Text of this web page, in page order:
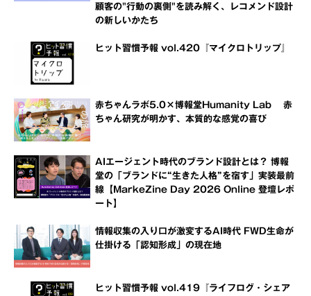
顧客の"行動の裏側"を読み解く、レコメンド設計
の新しいかたち
ヒット習慣予報 vol.420『マイクロトリップ』
赤ちゃんラボ5.0×博報堂Humanity Lab 赤
ちゃん研究が明かす、本質的な感覚の喜び
AIエージェント時代のブランド設計とは？ 博報
堂の「ブランドに“生きた人格”を宿す」実装最前
線【MarkeZine Day 2026 Online 登壇レポ
ート】
情報収集の入り口が激変するAI時代 FWD生命が
仕掛ける「認知形成」の現在地
ヒット習慣予報 vol.419『ライフログ・シェア